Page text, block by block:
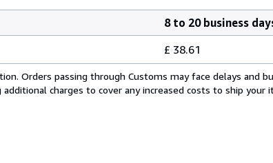
8 to 20 business
£ 38.61
Orders passing through Customs may face delays and
charges to cover any increased costs to ship your